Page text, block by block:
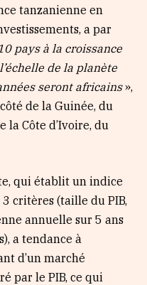
tanzanienne en
a par
pays à la croissance
de la planète
seront africains»,
de la Guinée, du
la Côte d’Ivoire, du
qui établit un indice
critères (taille du PIB,
annuelle sur 5 ans
a tendance à
d’un marché
par le PIB, ce qui